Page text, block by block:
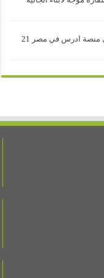
منصة ادرس في مصر 21